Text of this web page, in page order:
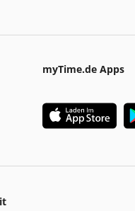
myTime.de Apps